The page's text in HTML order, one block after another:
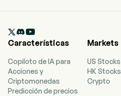

Características
Copiloto de IA para
Acciones y
Criptomonedas
Predicción de precios
Markets
US Stocks
HK Stocks
Crypto